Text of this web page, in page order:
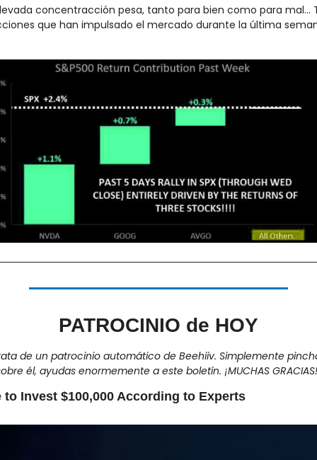
concentracción pesa, tanto para bien como para mal…
que han impulsado el mercado durante la última
PATROCINIO de HOY
de un patrocinio automático de Beehiiv. Simplemente
él, ayudas enormemente a este boletín. ¡MUCHAS
to Invest $100,000 According to Experts